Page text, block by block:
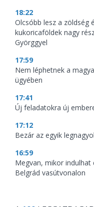
18:22
Olcsóbb lesz a zöldség
kukoricaföldek nagy
Györggyel
17:59
Nem léphetnek a
ügyében
17:41
Új feladatokra új
17:12
Bezár az egyik
16:59
Megvan, mikor indulhat
Belgrád vasútvonalon